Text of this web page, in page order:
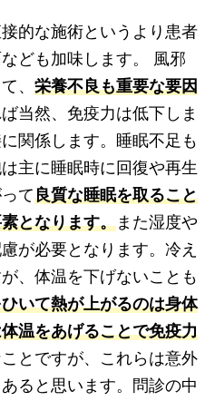
的な施術というより患者
ども加味します。 風邪
、 栄養不良も重要な要因
当然、免疫力は低下しま
関係します。睡眠不足も
主に睡眠時に回復や再生
て良質な睡眠を取ること
となります。また湿度や
が必要となります。冷え
、体温を下げないことも
いて熱が上がるのは身体
温をあげることで免疫力
とですが、これらは意外
ると思います。問診の中